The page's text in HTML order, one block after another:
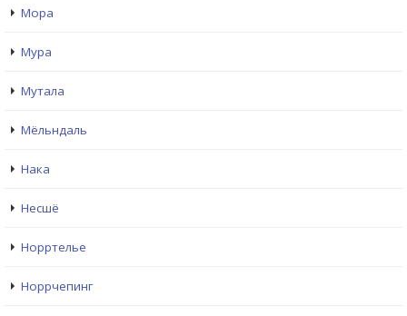
Мора
Мура
Мутала
Мёльндаль
Нака
Несшё
Норртелье
Норрчепинг